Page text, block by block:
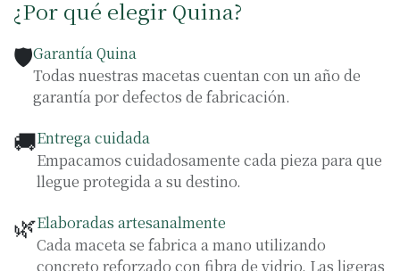
¿Por qué elegir Quina?
🛡️Garantía Quina
Todas nuestras macetas cuentan con un año de
garantía por defectos de fabricación.
🚚Entrega cuidada
Empacamos cuidadosamente cada pieza para que
llegue protegida a su destino.
🌿Elaboradas artesanalmente
Cada maceta se fabrica a mano utilizando
concreto reforzado con fibra de vidrio. Las ligeras